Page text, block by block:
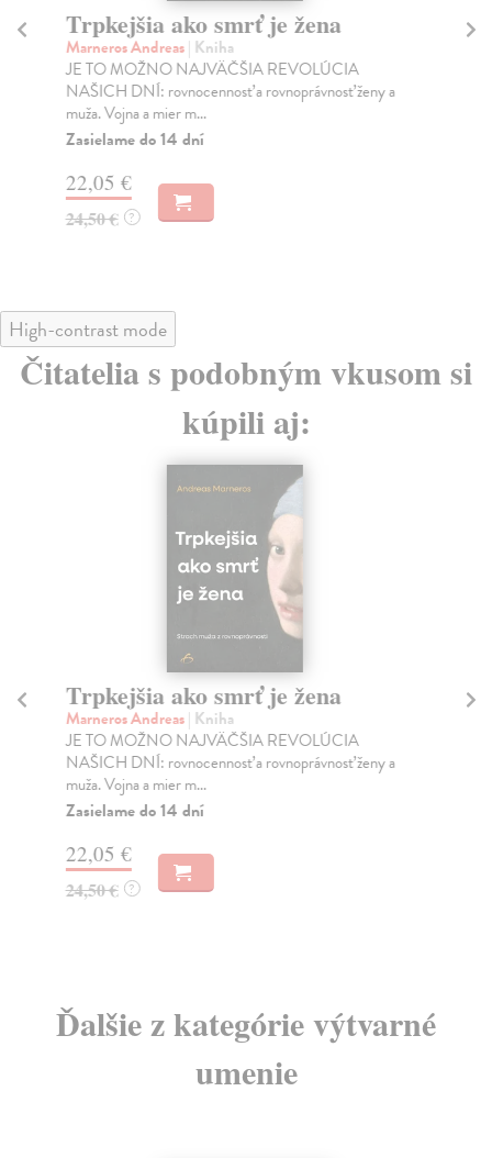
Trpkejšia ako smrť je žena
Marneros Andreas| Kniha
JE TO MOŽNO NAJVÄČŠIA REVOLÚCIA
NAŠICH DNÍ: rovnocennosť a rovnoprávnosť ženy a
muža. Vojna a mier m...
Zasielame do 14 dní
22,05 €
24,50 € ?
High-contrast mode
Čitatelia s podobným vkusom si
kúpili aj:
Trpkejšia ako smrť je žena
Marneros Andreas| Kniha
JE TO MOŽNO NAJVÄČŠIA REVOLÚCIA
NAŠICH DNÍ: rovnocennosť a rovnoprávnosť ženy a
muža. Vojna a mier m...
Zasielame do 14 dní
22,05 €
24,50 € ?
Ďalšie z kategórie výtvarné
umenie